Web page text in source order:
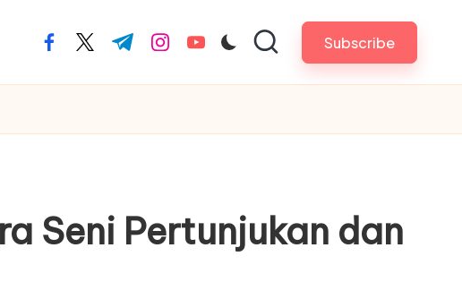
facebook.com
twitter.com
t.me instagram.com
youtube.com Subscribe
Seni Pertunjukan dan